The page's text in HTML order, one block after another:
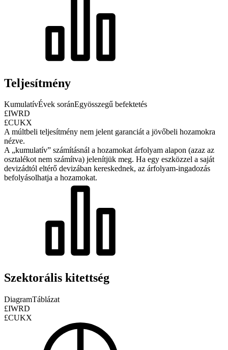
Teljesítmény
KumulatívÉvek soránEgyösszegű befektetés
£IWRD
£CUKX
A múltbeli teljesítmény nem jelent garanciát a jövőbeli hozamokra
nézve.
A „kumulatív” számításnál a hozamokat árfolyam alapon (azaz az
osztalékot nem számítva) jelenítjük meg. Ha egy eszközzel a saját
devizádtól eltérő devizában kereskednek, az árfolyam-ingadozás
befolyásolhatja a hozamokat.
Szektorális kitettség
DiagramTáblázat
£IWRD
£CUKX